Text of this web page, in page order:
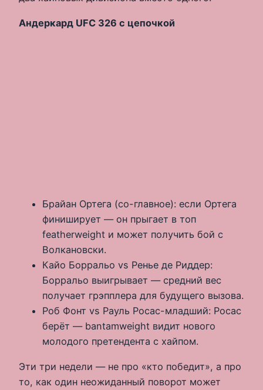
Андеркард UFC 326 с цепочкой
Брайан Ортега (со-главное): если Ортега
финиширует — он прыгает в топ
featherweight и может получить бой с
Волкановски.
Кайо Борральо vs Ренье де Риддер:
Борральо выигрывает — средний вес
получает грэпплера для будущего вызова.
Роб Фонт vs Рауль Росас-младший: Росас
берёт — bantamweight видит нового
молодого претендента с хайпом.
Эти три недели — не про «кто победит», а про
то, как один неожиданный поворот может